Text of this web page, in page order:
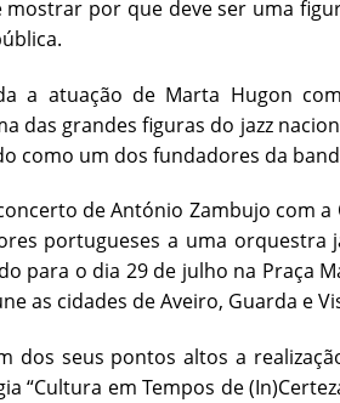
mostrar por que deve ser uma
a atuação de Marta Hugon
das grandes figuras do jazz
como um dos fundadores da
de António Zambujo com
portugueses a uma
para o dia 29 de julho na Praça
as cidades de Aveiro, Guarda e
dos seus pontos altos a
“Cultura em Tempos de